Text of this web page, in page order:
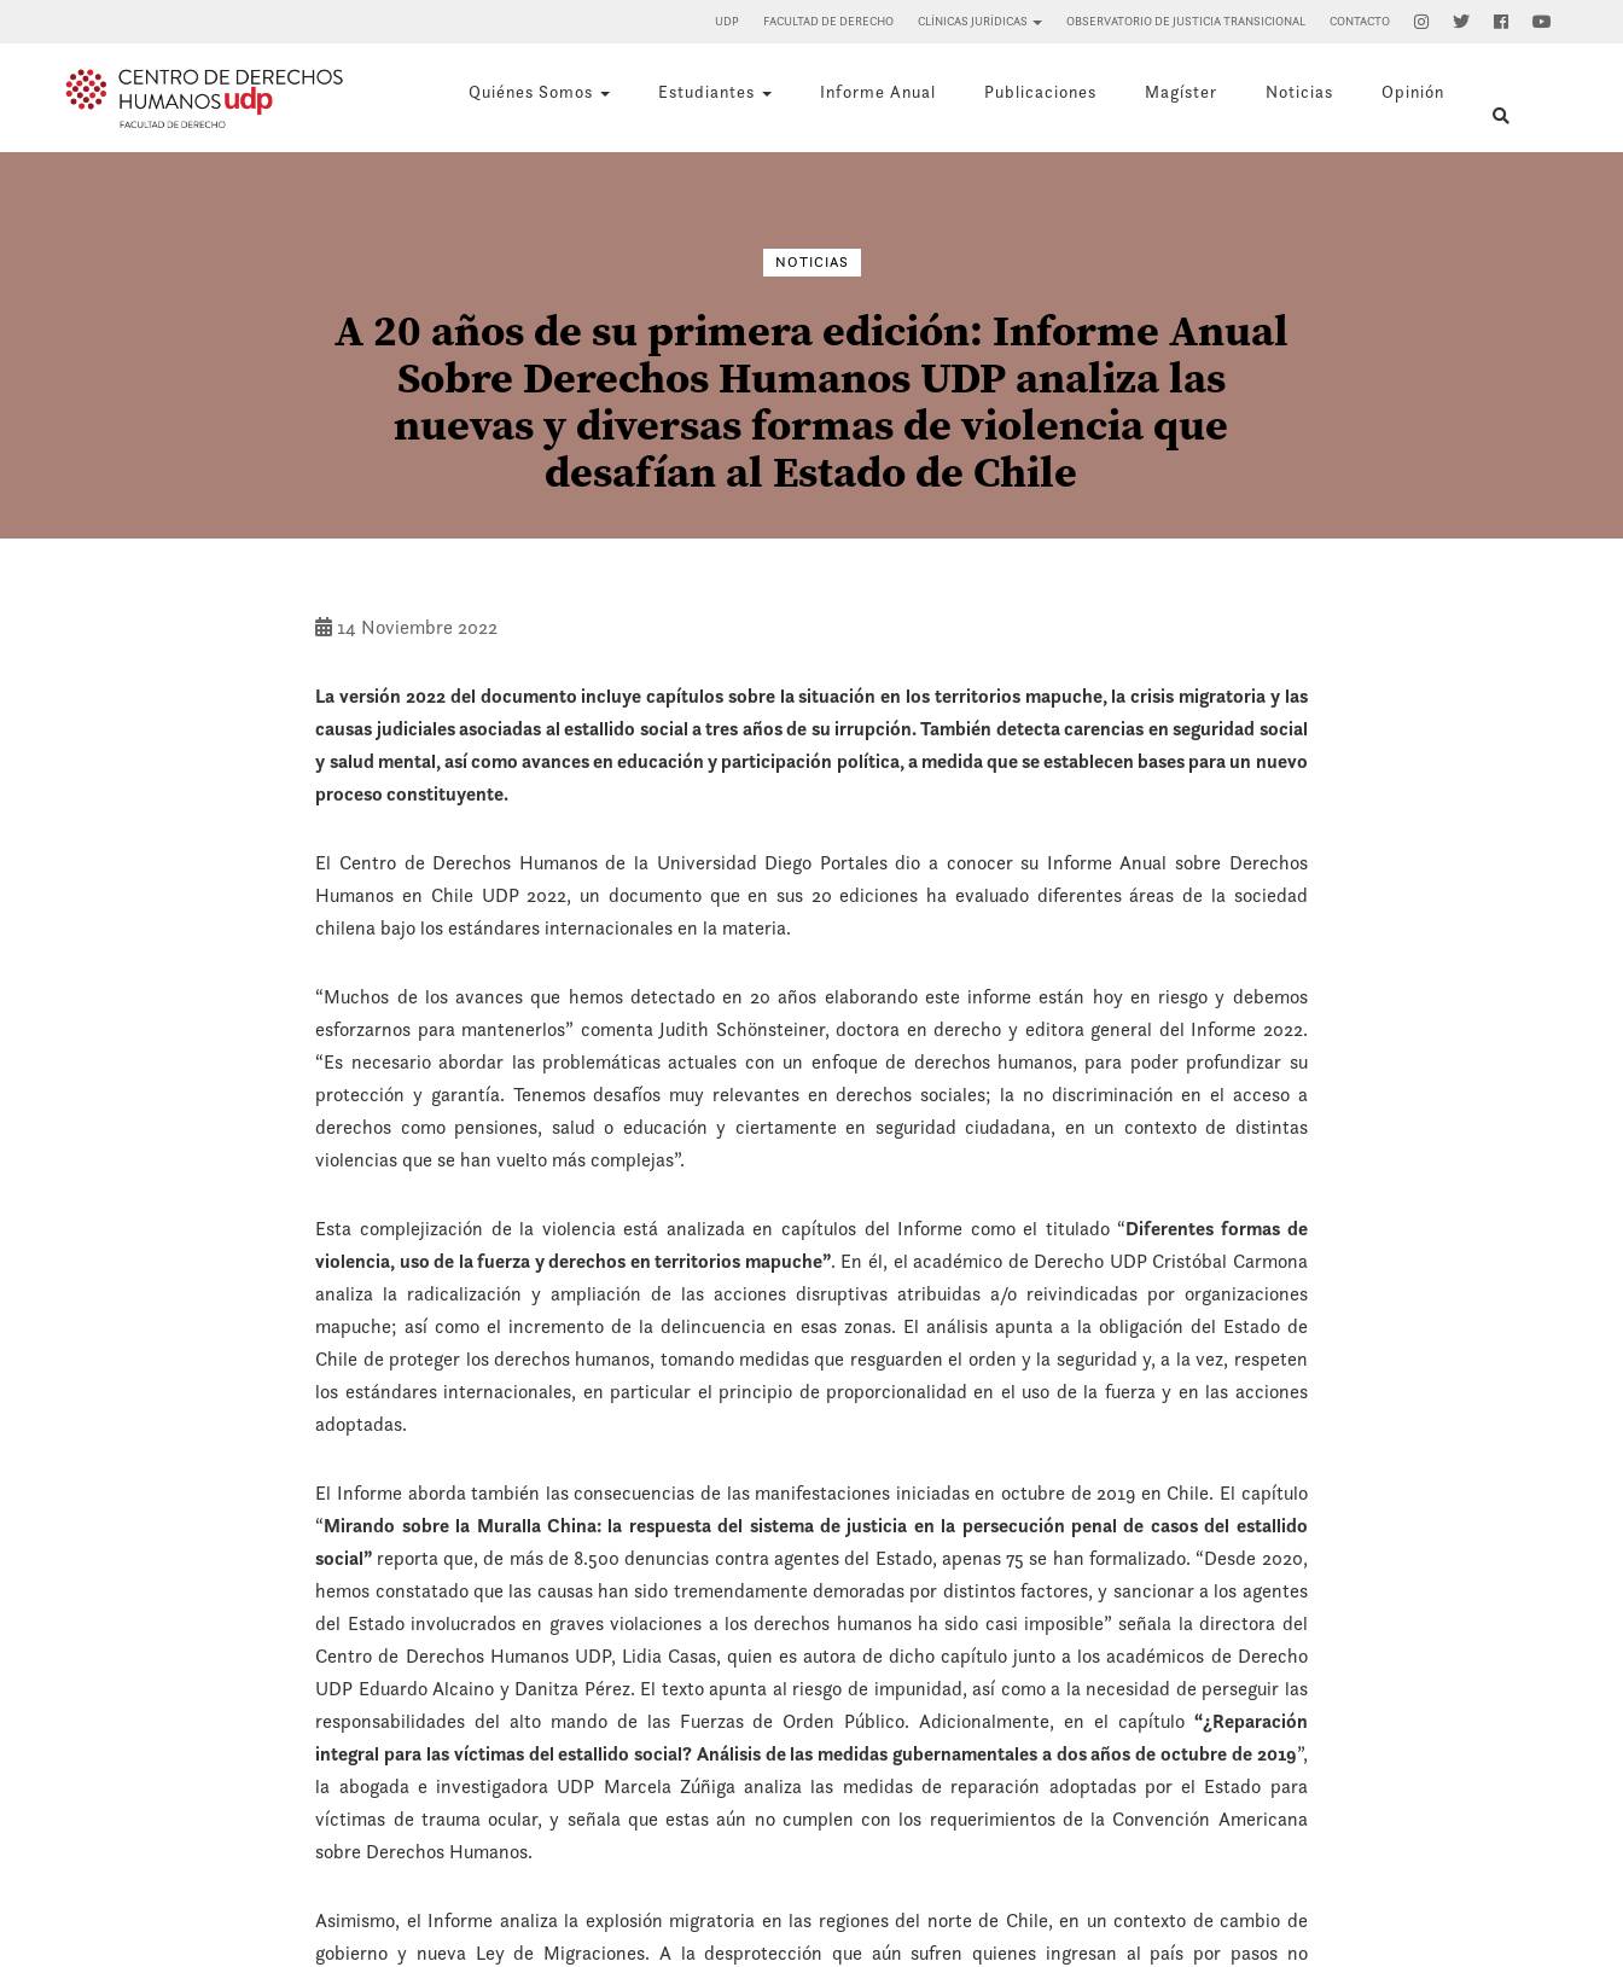
UDP FACULTAD DE DERECHO CLÍNICAS JURÍDICAS OBSERVATORIO DE JUSTICIA TRANSICIONAL CONTACTO
Quiénes Somos Estudiantes Informe Anual Publicaciones Magíster Noticias Opinión
NOTICIAS
A 20 años de su primera edición: Informe Anual
Sobre Derechos Humanos UDP analiza las
nuevas y diversas formas de violencia que
desafían al Estado de Chile
14 Noviembre 2022
La versión 2022 del documento incluye capítulos sobre la situación en los territorios mapuche, la crisis migratoria y las
causas judiciales asociadas al estallido social a tres años de su irrupción. También detecta carencias en seguridad social
y salud mental, así como avances en educación y participación política, a medida que se establecen bases para un nuevo
proceso constituyente.
El Centro de Derechos Humanos de la Universidad Diego Portales dio a conocer su Informe Anual sobre Derechos
Humanos en Chile UDP 2022, un documento que en sus 20 ediciones ha evaluado diferentes áreas de la sociedad
chilena bajo los estándares internacionales en la materia.
“Muchos de los avances que hemos detectado en 20 años elaborando este informe están hoy en riesgo y debemos
esforzarnos para mantenerlos” comenta Judith Schönsteiner, doctora en derecho y editora general del Informe 2022.
“Es necesario abordar las problemáticas actuales con un enfoque de derechos humanos, para poder profundizar su
protección y garantía. Tenemos desafíos muy relevantes en derechos sociales; la no discriminación en el acceso a
derechos como pensiones, salud o educación y ciertamente en seguridad ciudadana, en un contexto de distintas
violencias que se han vuelto más complejas”.
Esta complejización de la violencia está analizada en capítulos del Informe como el titulado “Diferentes formas de
violencia, uso de la fuerza y derechos en territorios mapuche”. En él, el académico de Derecho UDP Cristóbal Carmona
analiza la radicalización y ampliación de las acciones disruptivas atribuidas a/o reivindicadas por organizaciones
mapuche; así como el incremento de la delincuencia en esas zonas. El análisis apunta a la obligación del Estado de
Chile de proteger los derechos humanos, tomando medidas que resguarden el orden y la seguridad y, a la vez, respeten
los estándares internacionales, en particular el principio de proporcionalidad en el uso de la fuerza y en las acciones
adoptadas.
El Informe aborda también las consecuencias de las manifestaciones iniciadas en octubre de 2019 en Chile. El capítulo
“Mirando sobre la Muralla China: la respuesta del sistema de justicia en la persecución penal de casos del estallido
social” reporta que, de más de 8.500 denuncias contra agentes del Estado, apenas 75 se han formalizado. “Desde 2020,
hemos constatado que las causas han sido tremendamente demoradas por distintos factores, y sancionar a los agentes
del Estado involucrados en graves violaciones a los derechos humanos ha sido casi imposible” señala la directora del
Centro de Derechos Humanos UDP, Lidia Casas, quien es autora de dicho capítulo junto a los académicos de Derecho
UDP Eduardo Alcaino y Danitza Pérez. El texto apunta al riesgo de impunidad, así como a la necesidad de perseguir las
responsabilidades del alto mando de las Fuerzas de Orden Público. Adicionalmente, en el capítulo “¿Reparación
integral para las víctimas del estallido social? Análisis de las medidas gubernamentales a dos años de octubre de 2019”,
la abogada e investigadora UDP Marcela Zúñiga analiza las medidas de reparación adoptadas por el Estado para
víctimas de trauma ocular, y señala que estas aún no cumplen con los requerimientos de la Convención Americana
sobre Derechos Humanos.
Asimismo, el Informe analiza la explosión migratoria en las regiones del norte de Chile, en un contexto de cambio de
gobierno y nueva Ley de Migraciones. A la desprotección que aún sufren quienes ingresan al país por pasos no